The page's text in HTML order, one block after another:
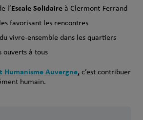
l’Escale Solidaireà Clermont‑Ferrand
favorisant les rencontres
vivre‑ensemble dans les quartiers
ouverts à tous
Auvergne, c’est contribuer
humain.